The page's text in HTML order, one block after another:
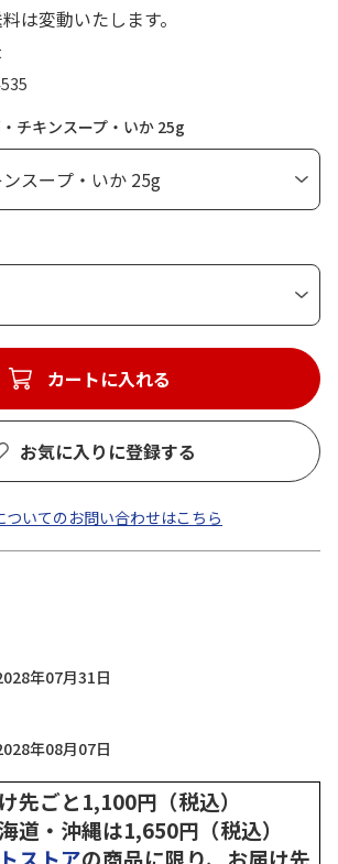
は変動いたします。
チキンスープ・いか 25g
カートに入れる
お気に入りに登録する
ついてのお問い合わせはこちら
年07月31日
年08月07日
先ごと1,100円（税込）
道・沖縄は1,650円（税込）
ストアの商品に限り、お届け先